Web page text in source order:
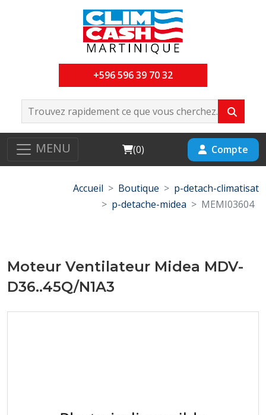
+596 596 39 70 32
MENU Cart
(0) Compte
Accueil Boutique
p-detach-climatisat
p-detache-midea
MEMI03604
Moteur Ventilateur Midea MDV-
D36..45Q/N1A3